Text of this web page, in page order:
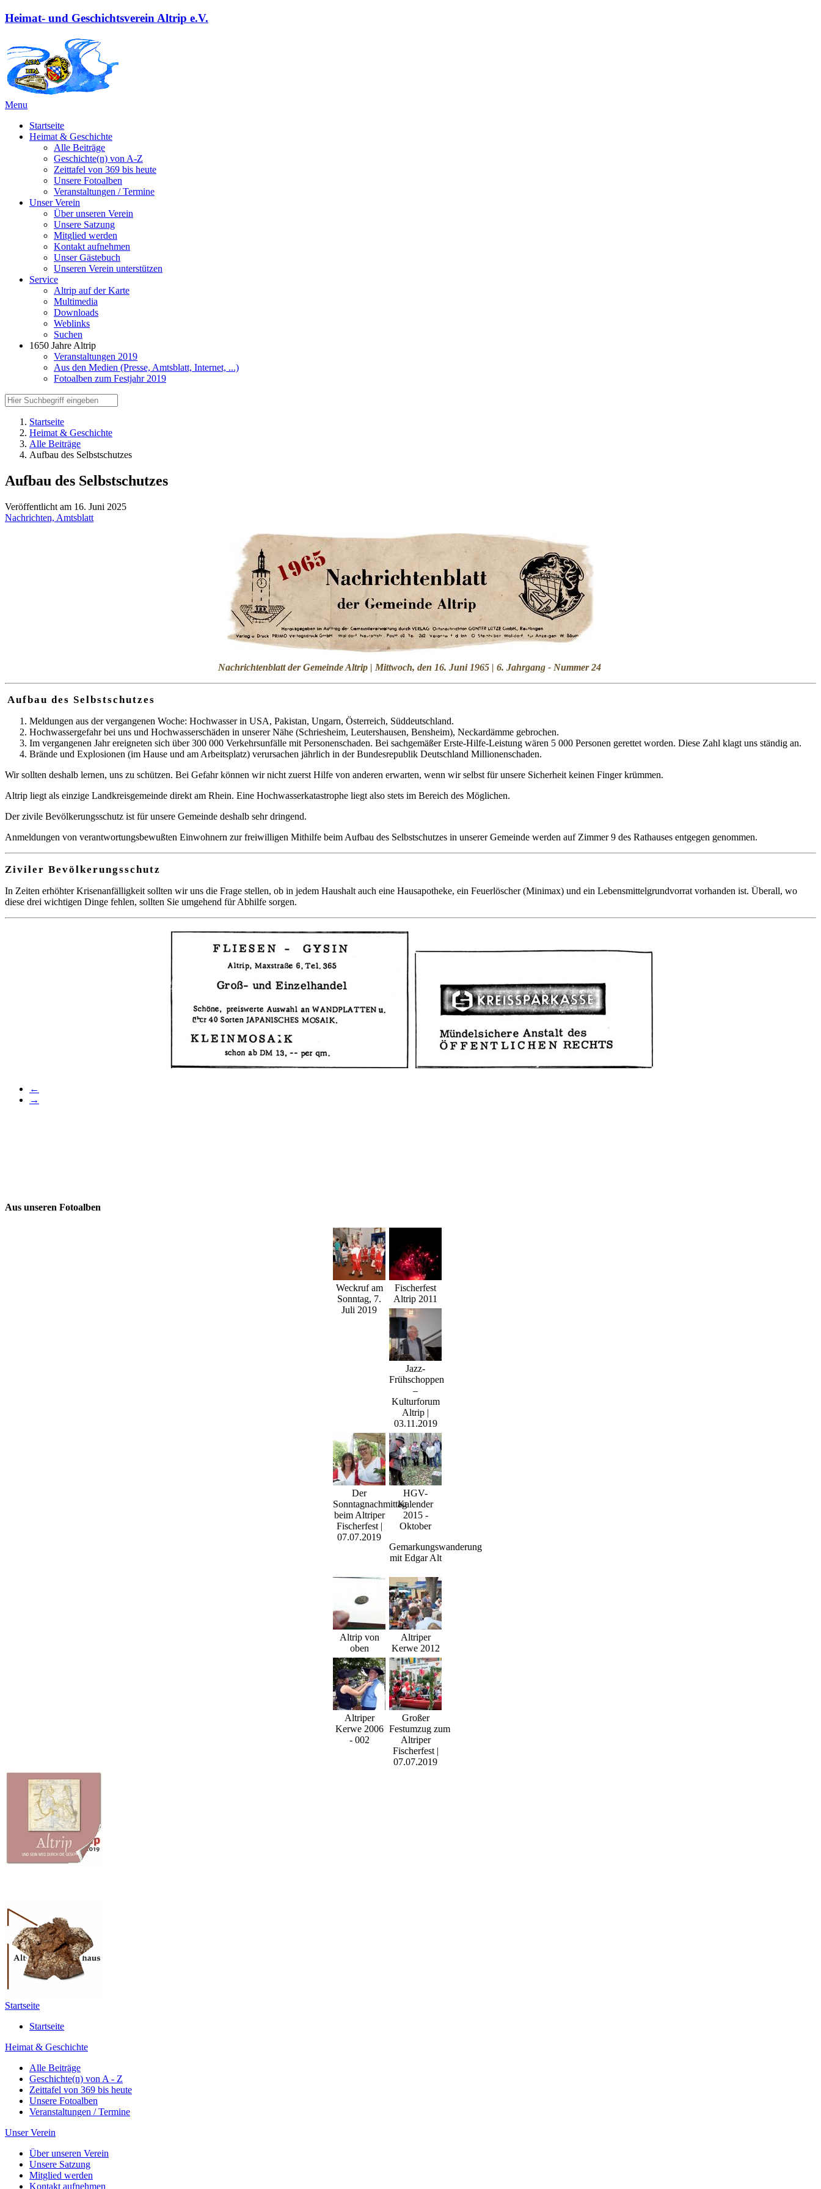
Heimat- und Geschichtsverein Altrip e.V.
Menu
Startseite
Heimat & Geschichte
Alle Beiträge
Geschichte(n) von A-Z
Zeittafel von 369 bis heute
Unsere Fotoalben
Veranstaltungen / Termine
Unser Verein
Über unseren Verein
Unsere Satzung
Mitglied werden
Kontakt aufnehmen
Unser Gästebuch
Unseren Verein unterstützen
Service
Altrip auf der Karte
Multimedia
Downloads
Weblinks
Suchen
1650 Jahre Altrip
Veranstaltungen 2019
Aus den Medien (Presse, Amtsblatt, Internet, ...)
Fotoalben zum Festjahr 2019
Startseite
Heimat & Geschichte
Alle Beiträge
Aufbau des Selbstschutzes
Aufbau des Selbstschutzes
Veröffentlicht am 16. Juni 2025
Nachrichten, Amtsblatt
Nachrichtenblatt der Gemeinde Altrip | Mittwoch, den 16. Juni 1965 | 6. Jahrgang - Nummer 24
Aufbau des Selbstschutzes
Meldungen aus der vergangenen Woche: Hochwasser in USA, Pakistan, Ungarn, Österreich, Süddeutschland.
Hochwassergefahr bei uns und Hochwasserschäden in unserer Nähe (Schriesheim, Leutershausen, Bensheim), Neckardämme gebrochen.
Im vergangenen Jahr ereigneten sich über 300 000 Verkehrsunfälle mit Personenschaden. Bei sachgemäßer Erste-Hilfe-Leistung wären 5 000 Personen gerettet worden. Diese Zahl klagt uns ständig an.
Brände und Explosionen (im Hause und am Arbeitsplatz) verursachen jährlich in der Bundesrepublik Deutschland Millionenschaden.
Wir sollten deshalb lernen, uns zu schützen. Bei Gefahr können wir nicht zuerst Hilfe von anderen erwarten, wenn wir selbst für unsere Sicherheit keinen Finger krümmen.
Altrip liegt als einzige Landkreisgemeinde direkt am Rhein. Eine Hochwasserkatastrophe liegt also stets im Bereich des Möglichen.
Der zivile Bevölkerungsschutz ist für unsere Gemeinde deshalb sehr dringend.
Anmeldungen von verantwortungsbewußten Einwohnern zur freiwilligen Mithilfe beim Aufbau des Selbstschutzes in unserer Gemeinde werden auf Zimmer 9 des Rathauses entgegen genommen.
Ziviler Bevölkerungsschutz
In Zeiten erhöhter Krisenanfälligkeit sollten wir uns die Frage stellen, ob in jedem Haushalt auch eine Hausapotheke, ein Feuerlöscher (Minimax) und ein Lebensmittelgrundvorrat vorhanden ist. Überall, wo
diese drei wichtigen Dinge fehlen, sollten Sie umgehend für Abhilfe sorgen.
←
→
Aus unseren Fotoalben
Weckruf am
Sonntag, 7.
Juli 2019
Fischerfest
Altrip 2011
Jazz-
Frühschoppen
–
Kulturforum
Altrip |
03.11.2019
Der
Sonntagnachmittag
beim Altriper
Fischerfest |
07.07.2019
HGV-
Kalender
2015 -
Oktober
Gemarkungswanderung
mit Edgar Alt
Altrip von
oben
Altriper
Kerwe 2012
Altriper
Kerwe 2006
- 002
Großer
Festumzug zum
Altriper
Fischerfest |
07.07.2019
Startseite
Startseite
Heimat & Geschichte
Alle Beiträge
Geschichte(n) von A - Z
Zeittafel von 369 bis heute
Unsere Fotoalben
Veranstaltungen / Termine
Unser Verein
Über unseren Verein
Unsere Satzung
Mitglied werden
Kontakt aufnehmen